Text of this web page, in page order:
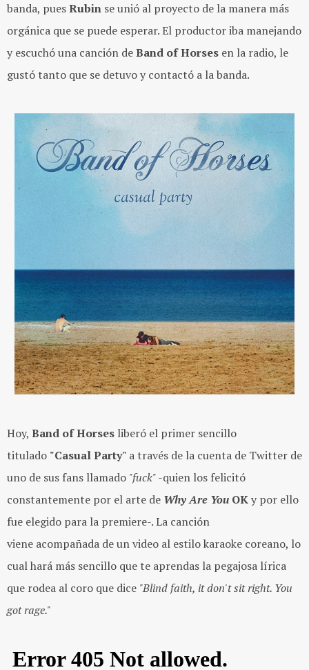
banda, puesRubin se unió al proyecto de la manera más
orgánica que se puede esperar. El productor iba manejando
y escuchó una canción deBand of Horses en la radio, le
gustó tanto que se detuvo y contactó a la banda.
Hoy, Band of Horses liberó el primer sencillo
titulado "Casual Party" a través de la cuenta de Twitter de
uno de sus fans llamado "fuck"-quien los felicitó
constantemente por el arte de Why Are You OKy por ello
fue elegido para la premiere-. La canción
viene acompañada de un video al estilo karaoke coreano, lo
cual hará más sencillo que te aprendas la pegajosa lírica
que rodea al coro que dice "Blind faith, it don't sit right. You
got rage."